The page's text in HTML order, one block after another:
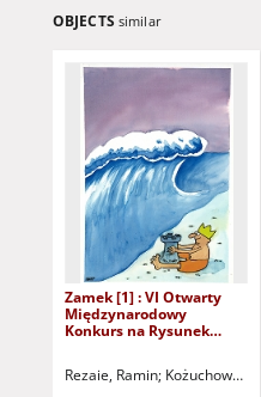
OBJECTS similar
Zamek [1] : VI Otwarty
Międzynarodowy
Konkurs na Rysunek
Rezaie, Ramin Kożuchowski